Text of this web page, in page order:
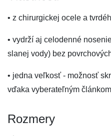
• z chirurgickej ocele a
• vydrží aj celodenné
slanej vody) bez
• jedna veľkosť - možnosť
vďaka vyberateľným článkom
Rozmery